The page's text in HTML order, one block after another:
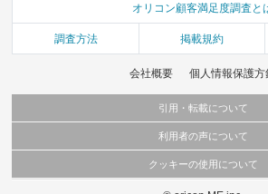
オリコン顧客満足度調査と
調査方法 掲載規約
会社概要 個人情報保護方
引用・転載について
当サイトで公開されている情報（文字、写真、イラスト、
これらの情報を権利者の許可なく無断転載・複製などの二
利用者の声について
当サイトに掲載している内容はすべてサービスの利用者が
クッキーの使用について